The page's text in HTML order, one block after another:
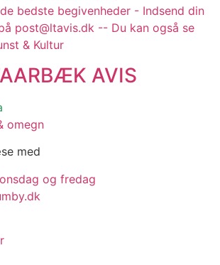
bedste begivenheder - Indsend din
post@ltavis.dk -- Du kan også se
& Kultur
AVIS
omegn
med
og fredag